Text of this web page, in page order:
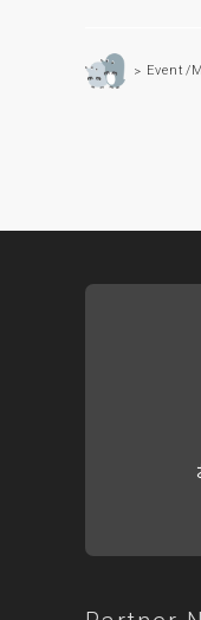
Event/